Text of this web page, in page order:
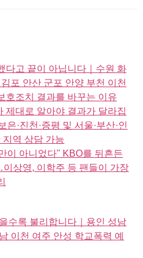
다고 끝이 아닙니다｜수원 화
포 안산 군포 안양 부천 이천
호조치 결과를 바꾸는 이유
제대로 알아야 결과가 달라집
은·진천·증평 및 서울·부산·인
지역 상담 가능
이 아니었다" KBO를 뒤흔든
상영, 이학주 등 팬들이 가장
수록 불리합니다｜용인 성남
이천 여주 안성 학교폭력 예